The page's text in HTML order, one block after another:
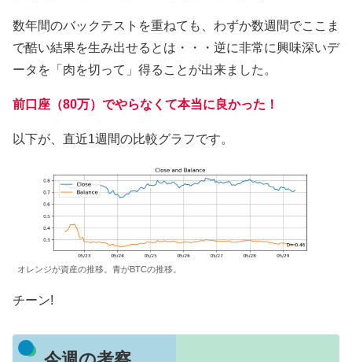
数年間のバックテストを重ねても、わずか数週間でここま
で酷い結果を生み出せるとは・・・逆に非常に興味深いデ
ータを「肉を切って」得ることが出来ました。
前口座（80万）でやらなくて本当に良かった！
以下が、直近1週間の比較グラフです。
オレンジが資産の推移。青がBTCの推移。
チーン!